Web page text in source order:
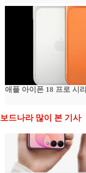
애플 아이폰 18 프로 시
보드나라 많이 본 기사